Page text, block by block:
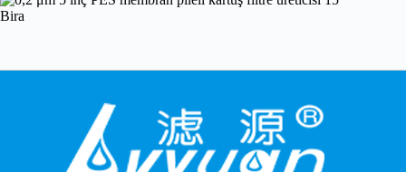
Bira